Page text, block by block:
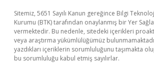
Sitemiz, 5651 Sayılı Kanun gereğince Bilgi
Kurumu (BTK) tarafından onaylanmış bir Yer
vermektedir. Bu nedenle, sitedeki içerikleri
veya araştırma yükümlülüğümüz
yazdıkları içeriklerin sorumluluğunu taşımakta
bu sorumluluğu kabul etmiş sayılırlar.